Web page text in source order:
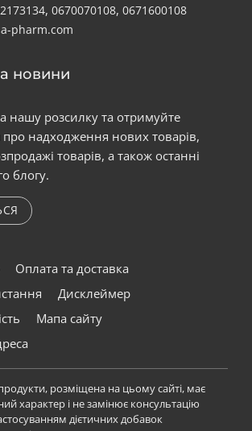
, 0670070108, 0671600108
pharm.com
новини
нашу розсилку та отримуйте
надходження нових товарів,
товарів, а також останні
блогу.
Оплата та доставка
Дисклеймер
Мапа сайту
розміщена на цьому сайті, має
характер і не замінює консультацію
дієтичних добавок